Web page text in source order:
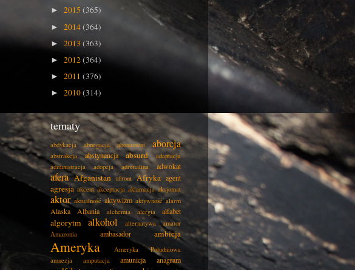
► 2015 (365)
► 2014(364)
► 2013 (363)
► 2012(364)
► 2011 (376)
► 2010(314)
tematy
abdykacja abnegacja abonament aborcja
abstrakcja abstynencja absurd
adaptacja
administracja
adopcja adrenalina adwokat
afera Afganistan afront Afryka agent
agresja akcent akceptacja aklamacja aksjomat
aktor aktualność aktywizm aktywność alarm
Alaska Albania alchemia alergia alfabet
algorytm alkohol alternatywa
amator
Amazonia
ambasador ambicja
Ameryka
Ameryka Południowa
amnezja
amputacja amunicja anagram